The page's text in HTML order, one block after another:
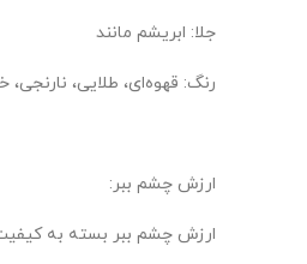
جلا: ابریشم مانند
رنگ: قهوه‌ای، طلایی، نارنجی،
ارزش چشم ببر:
ارزش چشم ببر بسته به